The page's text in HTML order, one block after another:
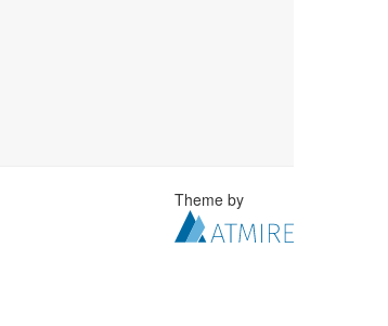
Theme by